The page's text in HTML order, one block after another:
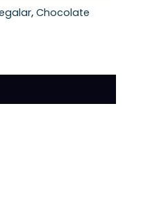
, Chocolate